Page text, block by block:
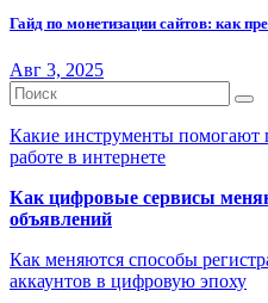
Гайд по монетизации сайтов: как
Авг 3, 2025
Какие инструменты помогают
работе в интернете
Как цифровые сервисы
объявлений
Как меняются способы
аккаунтов в цифровую эпоху